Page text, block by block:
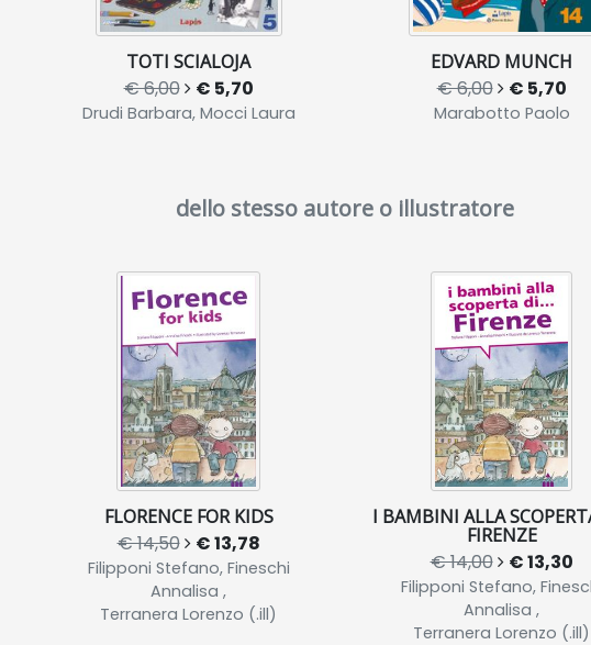
TOTI SCIALOJA
€ 6,00 € 5,70
Drudi Barbara, Mocci Laura
EDVARD MUNCH
€ 6,00 € 5,70
Marabotto Paolo
dello stesso autore o illustratore
FLORENCE FOR KIDS
€ 14,50 € 13,78
Filipponi Stefano, Fineschi
Annalisa ,
Terranera Lorenzo (.ill)
I BAMBINI ALLA
FIRENZE
€ 14,00 € 13,30
Filipponi Stefano,
Annalisa ,
Terranera Lorenzo (.ill)